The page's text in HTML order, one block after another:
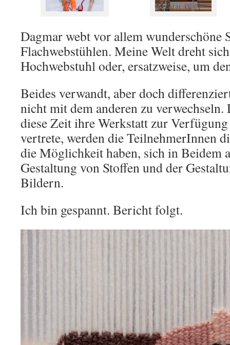
Dagmar webt vor allem wunderschöne
Flachwebstühlen. Meine Welt dreht
Hochwebstuhl oder, ersatzweise, um
Beides verwandt, aber doch
nicht mit dem anderen zu
diese Zeit ihre Werkstatt zur
vertrete, werden die TeilnehmerInnen
die Möglichkeit haben, sich in Beidem
Gestaltung von Stoffen und der
Bildern.
Ich bin gespannt. Bericht folgt.